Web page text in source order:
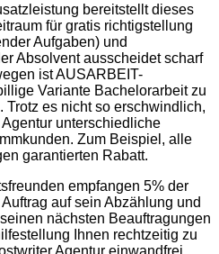
bereitstellt dieses
für gratis richtigstellung
Aufgaben) und
Absolvent ausscheidet scharf
ist AUSARBEIT-
Variante Bachelorarbeit zu
es nicht so erschwindlich,
unterschiedliche
Zum Beispiel, alle
garantierten Rabatt.
empfangen 5% der
auf sein Abzählung und
nächsten Beauftragungen
Ihnen rechtzeitig zu
Agentur einwandfrei